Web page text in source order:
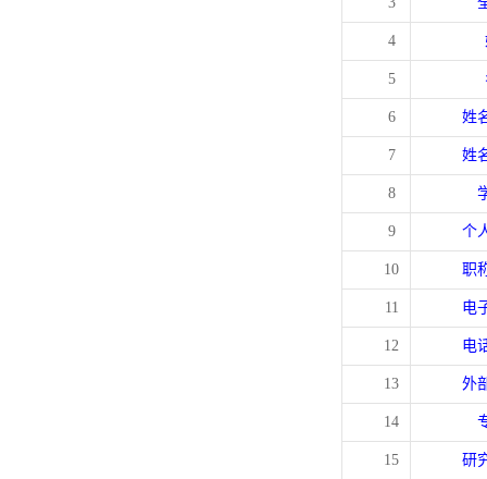
4
5
6 姓
7 姓
8
9 个
10 职
11 电
12 电
13 外
14
15 研